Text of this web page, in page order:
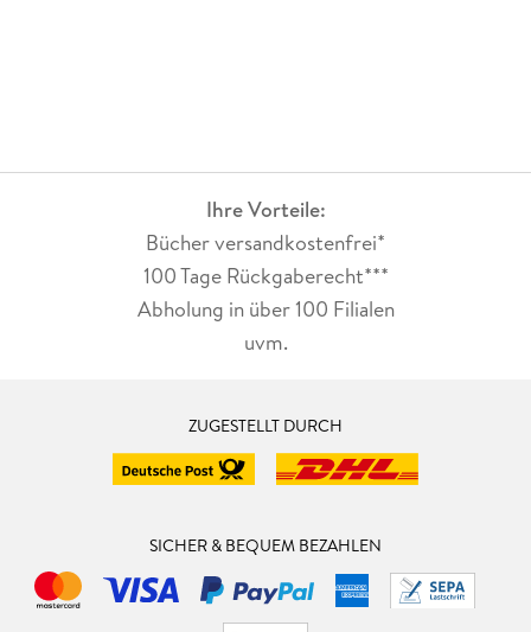
Ihre Vorteile:
Bücher versandkostenfrei*
100 Tage Rückgaberecht***
Abholung in über 100 Filialen
uvm.
ZUGESTELLT DURCH
SICHER & BEQUEM BEZAHLEN